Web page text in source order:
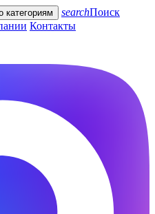
категориям searchПоиск
Контакты